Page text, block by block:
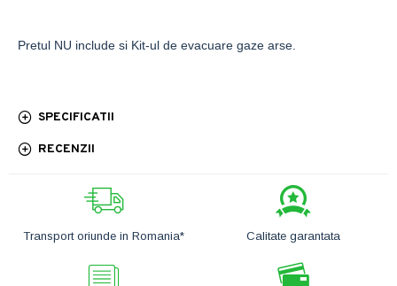
Transport oriunde in Romania* Calitate garantata
Pretul NU include si Kit-ul de evacuare gaze arse.
SPECIFICATII
RECENZII